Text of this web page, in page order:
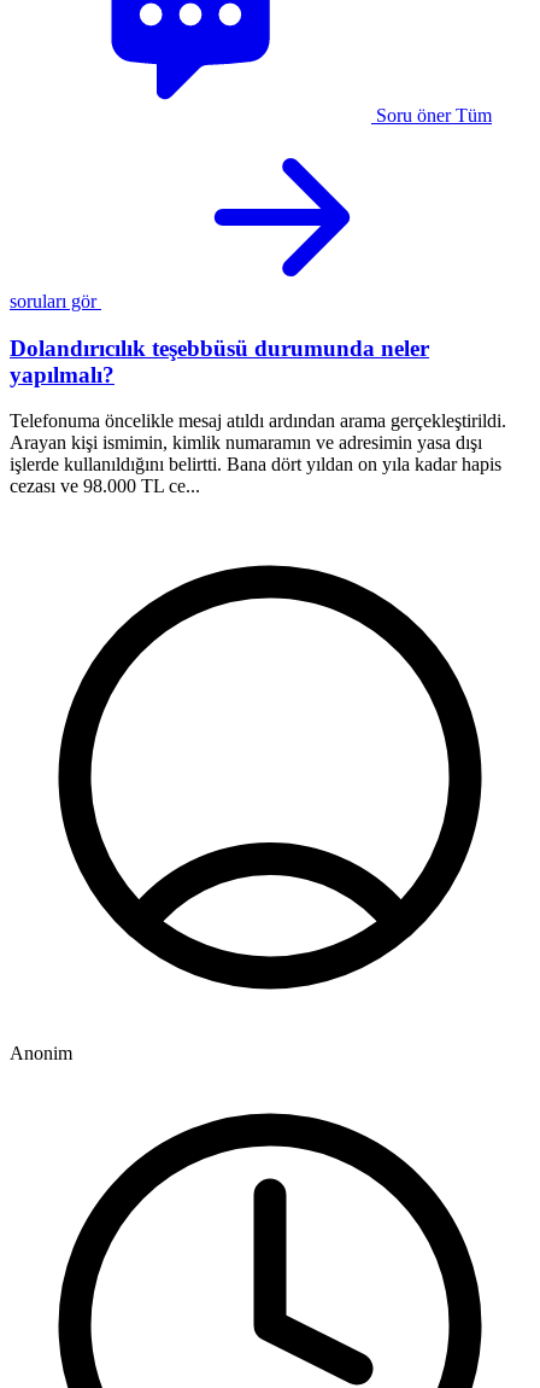
Soru öner Tüm
soruları gör
Dolandırıcılık teşebbüsü durumunda neler
yapılmalı?
Telefonuma öncelikle mesaj atıldı ardından arama gerçekleştirildi.
Arayan kişi ismimin, kimlik numaramın ve adresimin yasa dışı
işlerde kullanıldığını belirtti. Bana dört yıldan on yıla kadar hapis
cezası ve 98.000 TL ce...
Anonim